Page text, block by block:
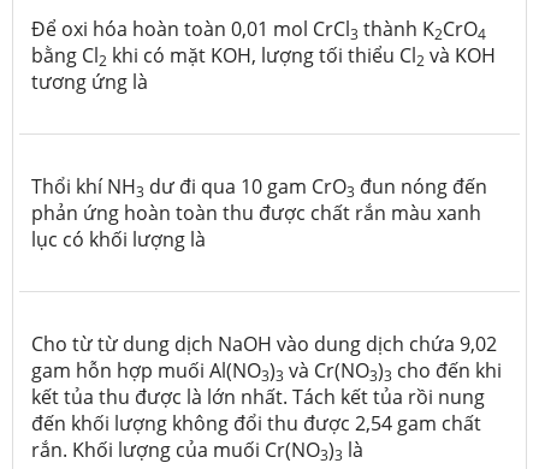
Để oxi hóa hoàn toàn 0,01 mol CrCl3 thành K2CrO4
bằng Cl2 khi có mặt KOH, lượng tối thiểu Cl2 và KOH
tương ứng là
Thổi khí NH3 dư đi qua 10 gam CrO3 đun nóng đến
phản ứng hoàn toàn thu được chất rắn màu xanh
lục có khối lượng là
Cho từ từ dung dịch NaOH vào dung dịch chứa 9,02
gam hỗn hợp muối Al(NO3)3 và Cr(NO3)3 cho đến khi
kết tủa thu được là lớn nhất. Tách kết tủa rồi nung
đến khối lượng không đổi thu được 2,54 gam chất
rắn. Khối lượng của muối Cr(NO3)3 là